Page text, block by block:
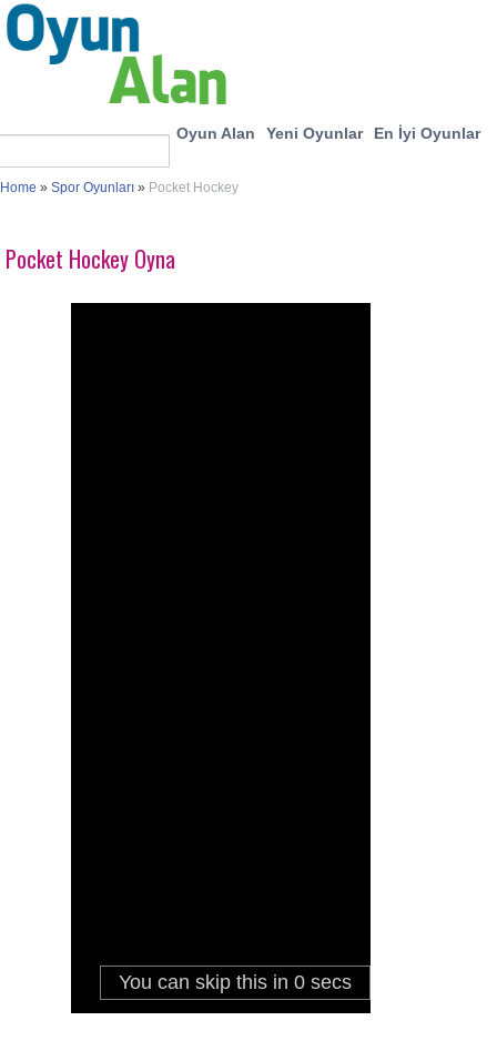
Oyun Alan Yeni Oyunlar En İyi Oyunlar
Home » Spor Oyunları » Pocket Hockey
Pocket Hockey Oyna